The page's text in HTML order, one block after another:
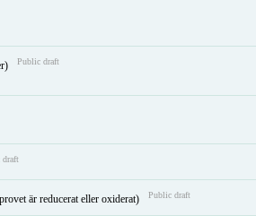
Public draft
draft
är reducerat eller oxiderat) Public draft